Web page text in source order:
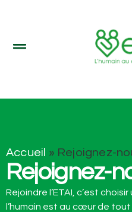
Accueil » Rejoignez-
Rejoignez-
Rejoindre l’ETAI, c’est
l’humain est au cœur de